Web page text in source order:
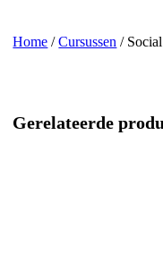
Home /Cursussen /
Gerelateerde